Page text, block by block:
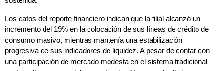
Los datos del reporte financiero indican que la filial alcanzó un
incremento del 19% en la colocación de sus líneas de crédito de
consumo masivo, mientras mantenía una estabilización
progresiva de sus indicadores de liquidez. A pesar de contar con
una participación de mercado modesta en el sistema tradicional